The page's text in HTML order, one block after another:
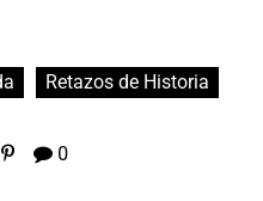
Retazos de Historia
0